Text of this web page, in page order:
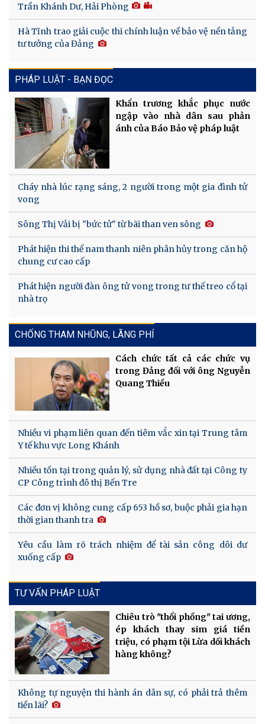
Trần Khánh Dư, Hải Phòng
Hà Tĩnh trao giải cuộc thi chính luận về bảo vệ nền tảng
tư tưởng của Đảng
PHÁP LUẬT - BẠN ĐỌC
Khẩn trương khắc phục nước
ngập vào nhà dân sau phản
ánh của Báo Bảo vệ pháp luật
Cháy nhà lúc rạng sáng, 2 người trong một gia đình tử
vong
Sông Thị Vải bị "bức tử" từ bãi than ven sông
Phát hiện thi thể nam thanh niên phân hủy trong căn hộ
chung cư cao cấp
Phát hiện người đàn ông tử vong trong tư thế treo cổ tại
nhà trọ
CHỐNG THAM NHŨNG, LÃNG PHÍ
Cách chức tất cả các chức vụ
trong Đảng đối với ông Nguyễn
Quang Thiều
Nhiều vi phạm liên quan đến tiêm vắc xin tại Trung tâm
Y tế khu vực Long Khánh
Nhiều tồn tại trong quản lý, sử dụng nhà đất tại Công ty
CP Công trình đô thị Bến Tre
Các đơn vị không cung cấp 653 hồ sơ, buộc phải gia hạn
thời gian thanh tra
Yêu cầu làm rõ trách nhiệm để tài sản công dôi dư
xuống cấp
TƯ VẤN PHÁP LUẬT
Chiêu trò "thổi phồng" tai ương,
ép khách thay sim giá tiền
triệu, có phạm tội Lừa dối khách
hàng không?
Không tự nguyện thi hành án dân sự, có phải trả thêm
tiền lãi?